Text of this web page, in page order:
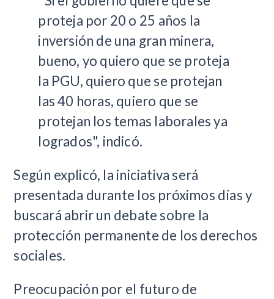
proteja por 20 o 25 años la
inversión de una gran minera,
bueno, yo quiero que se proteja
la PGU, quiero que se protejan
las 40 horas, quiero que se
protejan los temas laborales ya
logrados", indicó.
Según explicó, la iniciativa será
presentada durante los próximos días y
buscará abrir un debate sobre la
protección permanente de los derechos
sociales.
Preocupación por el futuro de